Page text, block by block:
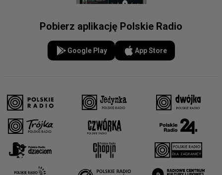
Pobierz aplikację Polskie Radio
Google Play App Store